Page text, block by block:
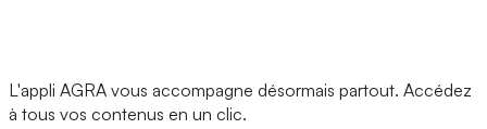
L'appli AGRA vous accompagne désormais partout. Accédez
à tous vos contenus en un clic.